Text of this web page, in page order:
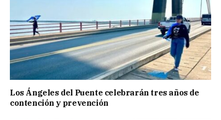
Los Ángeles del Puente celebrarán tres años de
contención y prevención